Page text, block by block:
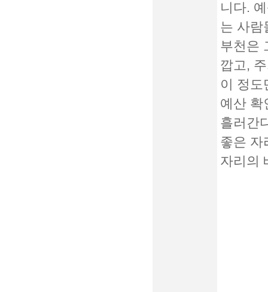
니다.
는 사람
부천은
깝고,
이 정도
예산 확
흘러간
좋은 자
자리의